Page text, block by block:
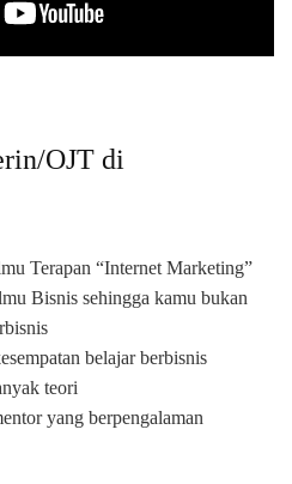
OJT di
Terapan “Internet Marketing”
Bisnis sehingga kamu bukan
belajar berbisnis
teori
yang berpengalaman